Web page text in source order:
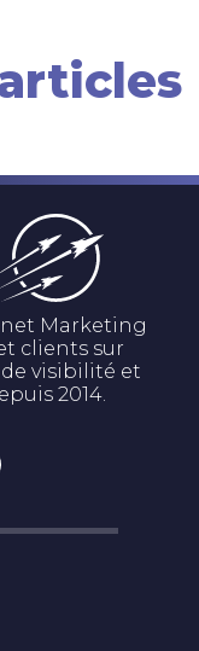
Marketing
clients sur
visibilité et
2014.